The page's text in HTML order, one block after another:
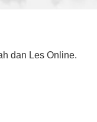
dan Les Online.